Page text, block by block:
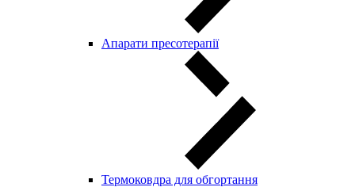
Aпарати пресотерапії
Термоковдра для обгортання